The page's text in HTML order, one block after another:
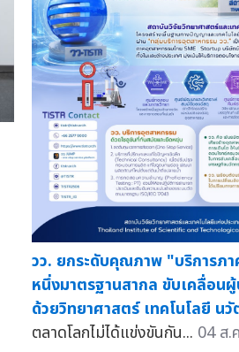
วว. ยกระดับคุณภาพ "บริการภ
หนึ่งมาตรฐานสากล ขับเคลื่อนผู้
ด้วยวิทยาศาสตร์ เทคโนโลยี นวั
ตลาดโลกไม่ได้แข่งขันกัน... 04 ส.